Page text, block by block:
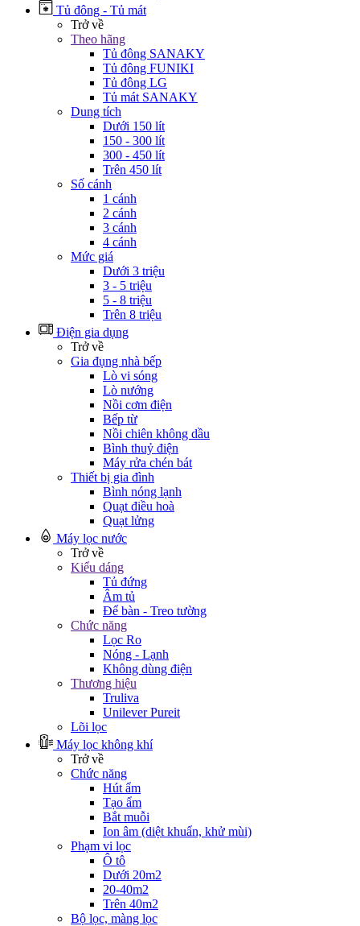
Tủ đông - Tủ mát
Trở về
Theo hãng
Tủ đông SANAKY
Tủ đông FUNIKI
Tủ đông LG
Tủ mát SANAKY
Dung tích
Dưới 150 lít
150 - 300 lít
300 - 450 lít
Trên 450 lít
Số cánh
1 cánh
2 cánh
3 cánh
4 cánh
Mức giá
Dưới 3 triệu
3 - 5 triệu
5 - 8 triệu
Trên 8 triệu
Điện gia dụng
Trở về
Gia đụng nhà bếp
Lò vi sóng
Lò nướng
Nồi cơm điện
Bếp từ
Nồi chiên không dầu
Bình thuỷ điện
Máy rửa chén bát
Thiết bị gia đình
Bình nóng lạnh
Quạt điều hoà
Quạt lửng
Máy lọc nước
Trở về
Kiểu dáng
Tủ đứng
Âm tủ
Để bàn - Treo tường
Chức năng
Lọc Ro
Nóng - Lạnh
Không dùng điện
Thương hiệu
Truliva
Unilever Pureit
Lõi lọc
Máy lọc không khí
Trở về
Chức năng
Hút ẩm
Tạo ẩm
Bắt muỗi
Ion âm (diệt khuẩn, khử mùi)
Phạm vi lọc
Ô tô
Dưới 20m2
20-40m2
Trên 40m2
Bộ lọc, màng lọc